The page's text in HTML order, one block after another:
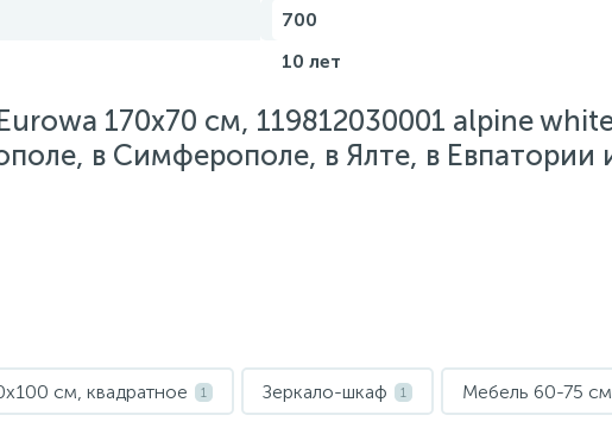
700
10 лет
170х70 см, 119812030001 alpine
в Симферополе, в Ялте, в Евпатории
см, квадратное 1 Зеркало-шкаф 1 Мебель 60-75 см